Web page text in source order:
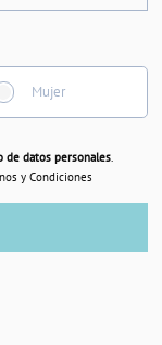
Mujer
de datos personales.
y Condiciones